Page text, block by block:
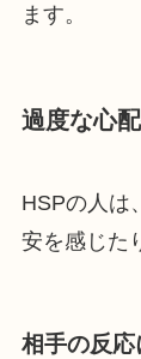
ます。
過度な心
HSPの人は
安を感じた
相手の反応